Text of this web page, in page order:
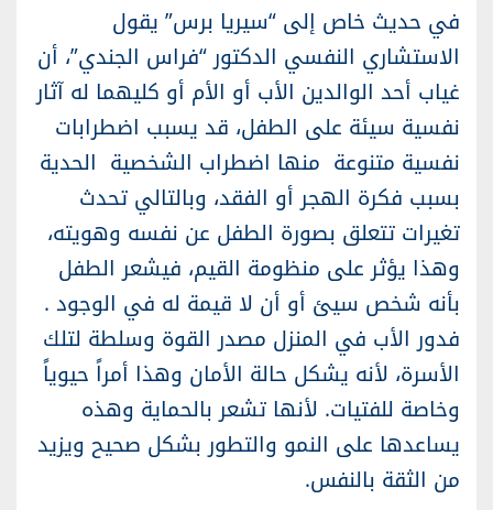
في حديث خاص إلى “سيريا برس” يقول
الاستشاري النفسي الدكتور “فراس الجندي”، أن
غياب أحد الوالدين الأب أو الأم أو كليهما له آثار
نفسية سيئة على الطفل، قد يسبب اضطرابات
نفسية متنوعة منها اضطراب الشخصية الحدية
بسبب فكرة الهجر أو الفقد، وبالتالي تحدث
تغيرات تتعلق بصورة الطفل عن نفسه وهويته،
وهذا يؤثر على منظومة القيم، فيشعر الطفل
بأنه شخص سيئ أو أن لا قيمة له في الوجود .
فدور الأب في المنزل مصدر القوة وسلطة لتلك
الأسرة، لأنه يشكل حالة الأمان وهذا أمراً حيوياً
وخاصة للفتيات. لأنها تشعر بالحماية وهذه
يساعدها على النمو والتطور بشكل صحيح ويزيد
من الثقة بالنفس.